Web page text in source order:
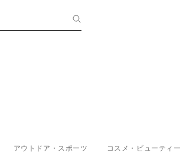
アウトドア・スポーツ コスメ・ビューティー